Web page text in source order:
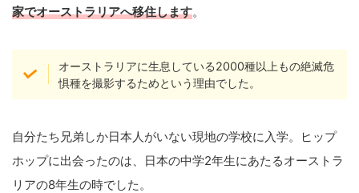
家でオーストラリアへ移住します。
オーストラリアに生息している2000種以上もの絶滅危
惧種を撮影するためという理由でした。
自分たち兄弟しか日本人がいない現地の学校に入学。ヒップ
ホップに出会ったのは、日本の中学2年生にあたるオーストラ
リアの8年生の時でした。